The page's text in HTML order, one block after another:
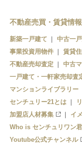
下総中山
本八幡
市川
不動産売買・賃貸情
新築一戸建て 中古一
事業投資用物件
賃貸
不動産売却査定
中古
一戸建て・一軒家売却査
マンションライブラリー
センチュリー21とは
加盟店人材募集
イ
Who is センチュリワン
Youtube公式チャンネル